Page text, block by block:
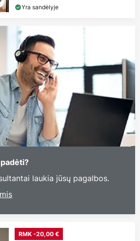
Yra sandėlyje
laukia jūsų pagalbos.
RMK -20,00 €